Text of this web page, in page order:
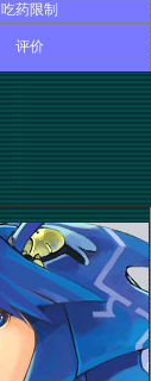
吃药限制
评价